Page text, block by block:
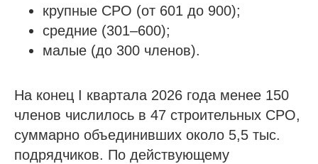
крупные СРО (от 601 до 900);
средние (301–600);
малые (до 300 членов).
На конец I квартала 2026 года менее 150
членов числилось в 47 строительных СРО,
суммарно объединивших около 5,5 тыс.
подрядчиков. По действующему